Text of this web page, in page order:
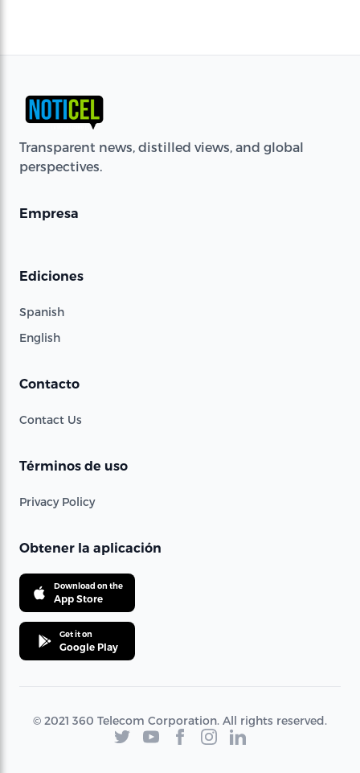
Transparent news, distilled views, and global
perspectives.
Empresa
Ediciones
Spanish
English
Contacto
Contact Us
Términos de uso
Privacy Policy
Obtener la aplicación
Download on the
App Store
Get it on
Google Play
© 2021 360 Telecom Corporation. All rights reserved.